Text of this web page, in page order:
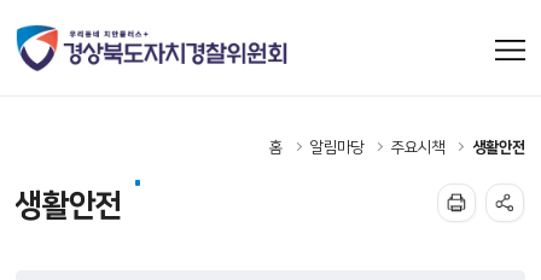
홈 알림마당 주요시책 생활안전
생활안전